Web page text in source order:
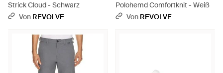
Strick Cloud - Schwarz
Von REVOLVE
Polohemd Comfortknit - Weiß
Von REVOLVE